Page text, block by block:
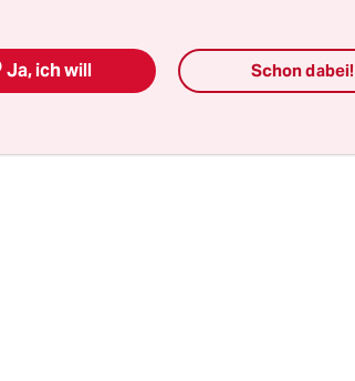
Artillerieangriffe wurden von
Ja, ich will Schon dabei!